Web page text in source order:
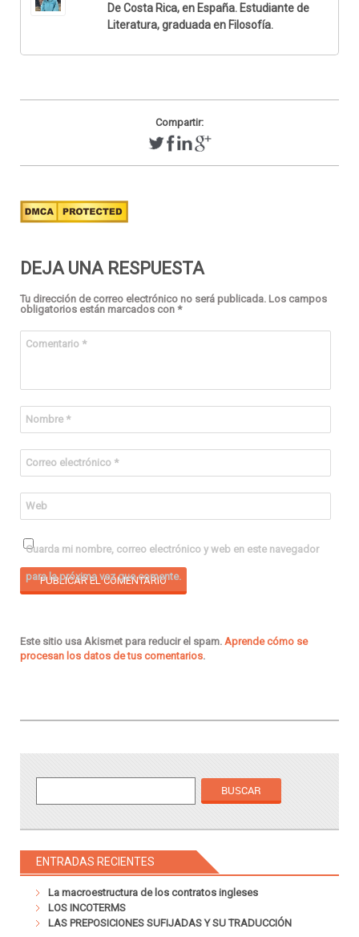
De Costa Rica, en España. Estudiante de
Literatura, graduada en Filosofía.
Compartir:
DEJA UNA RESPUESTA
Tu dirección de correo electrónico no será publicada. Los campos
obligatorios están marcados con *
Comentario *
Nombre *
Correo electrónico *
Web
Guarda mi nombre, correo electrónico y web en este navegador
para la próxima vez que comente.
Este sitio usa Akismet para reducir el spam. Aprende cómo se
procesan los datos de tus comentarios.
ENTRADAS RECIENTES
La macroestructura de los contratos ingleses
LOS INCOTERMS
LAS PREPOSICIONES SUFIJADAS Y SU TRADUCCIÓN